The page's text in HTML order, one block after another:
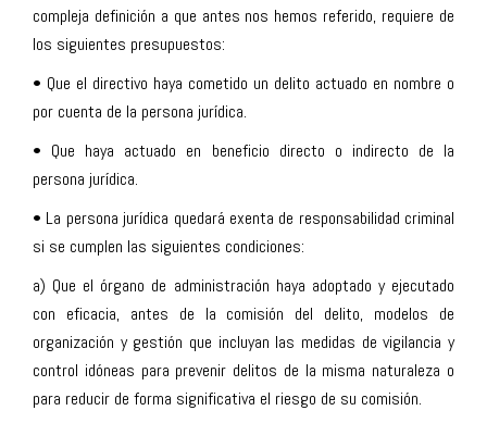
compleja definición a que antes nos hemos referido, requiere de
los siguientes presupuestos:
• Que el directivo haya cometido un delito actuado en nombre o
por cuenta de la persona jurídica.
• Que haya actuado en beneficio directo o indirecto de la
persona jurídica.
• La persona jurídica quedará exenta de responsabilidad criminal
si se cumplen las siguientes condiciones:
a) Que el órgano de administración haya adoptado y ejecutado
con eficacia, antes de la comisión del delito, modelos de
organización y gestión que incluyan las medidas de vigilancia y
control idóneas para prevenir delitos de la misma naturaleza o
para reducir de forma significativa el riesgo de su comisión.